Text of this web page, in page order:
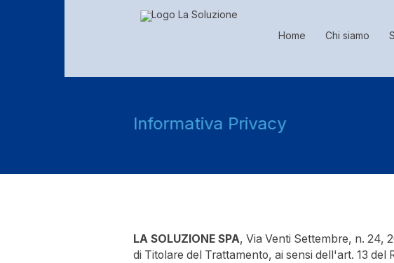
Home Chi siamo
Informativa Privacy
LA SOLUZIONE SPA, Via Venti Settembre, n. 24,
di Titolare del Trattamento, ai sensi dell'art. 13